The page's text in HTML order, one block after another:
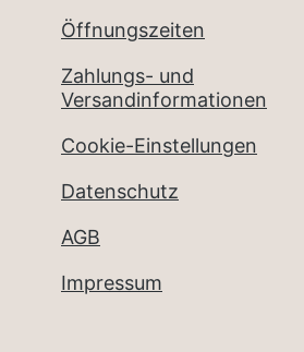
Öffnungszeiten
Zahlungs- und
Versandinformationen
Cookie-Einstellungen
Datenschutz
AGB
Impressum